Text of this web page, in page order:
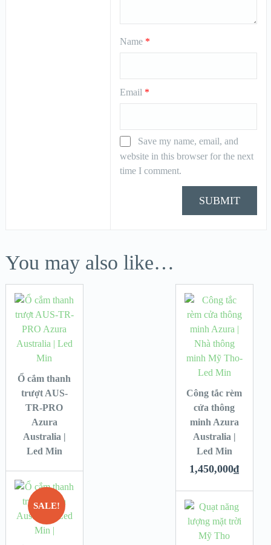
Name *
Email *
Save my name, email, and
website in this browser for the next
time I comment.
You may also like…
Ổ cắm thanh
trượt AUS-
TR-PRO
Azura
Australia |
Led Min
Công tắc rèm
cửa thông
minh Azura
Australia |
Led Min
1,450,000₫
SALE!